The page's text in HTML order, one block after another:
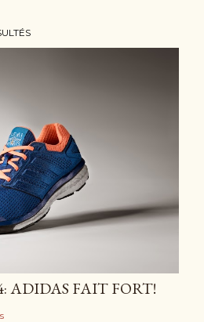
ADIDAS FAIT FORT!